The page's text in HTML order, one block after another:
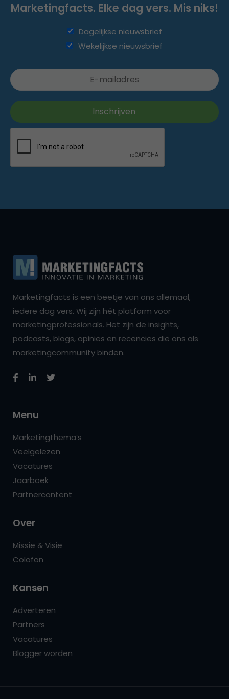
Marketingfacts. Elke dag vers. Mis niks!
Dagelijkse nieuwsbrief
Wekelijkse nieuwsbrief
Marketingfacts is een beetje van ons allemaal,
iedere dag vers. Wij zijn hét platform voor
marketingprofessionals. Het zijn de insights,
podcasts, blogs, opinies en recencies die ons als
marketingcommunity binden.
Menu
Marketingthema’s
Veelgelezen
Vacatures
Jaarboek
Partnercontent
Over
Missie & Visie
Colofon
Kansen
Adverteren
Partners
Vacatures
Blogger worden